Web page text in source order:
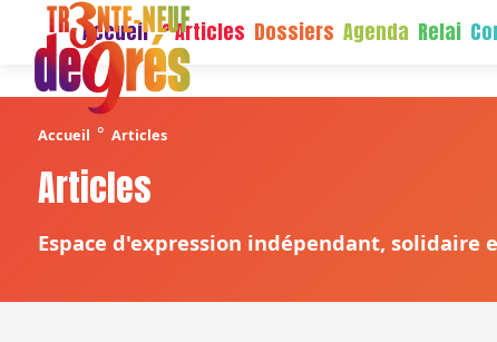
Accueil Articles Dossiers Agenda Relai
Accueil ° Articles
Articles
Espace d'expression indépendant,